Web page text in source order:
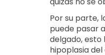
Por su parte,
puede pasar
delgado, esto
hipoplasia